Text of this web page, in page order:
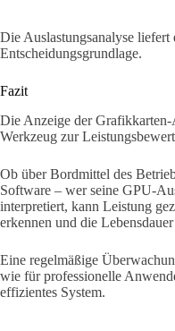
Die Auslastungsanalyse liefert
Entscheidungsgrundlage.
Fazit
Die Anzeige der Grafikkarten-
Werkzeug zur
Ob über Bordmittel des
Software – wer seine GPU-
interpretiert, kann Leistung
erkennen und die
Eine regelmäßige
wie für professionelle
effizientes System.